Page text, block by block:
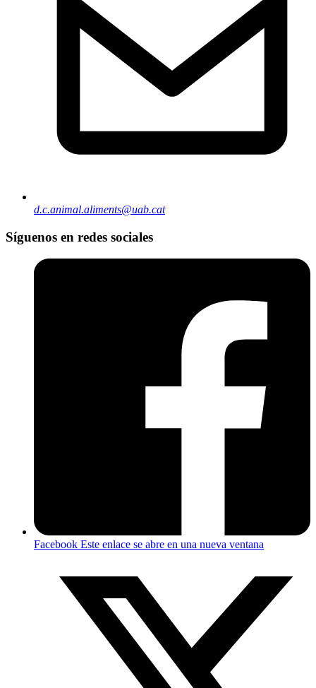
d.c.animal.aliments@uab.cat
Síguenos en redes sociales
Facebook Este enlace se abre en una nueva ventana